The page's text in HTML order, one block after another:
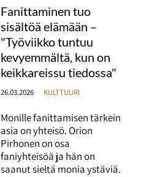
Fanittaminen tuo
sisältöä elämään –
"Työviikko tuntuu
kevyemmältä, kun on
keikkareissu tiedossa"
26.03.2026 KULTTUURI
Monille fanittamisen tärkein
asia on yhteisö. Orion
Pirhonen on osa
faniyhteisöä ja hän on
saanut sieltä monia ystäviä.